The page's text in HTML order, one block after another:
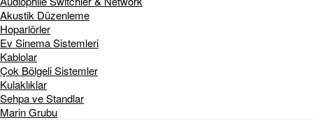
Akustik Düzenleme
Hoparlörler
Ev Sinema Sistemleri
Kablolar
Çok Bölgeli Sistemler
Kulaklıklar
Sehpa ve Standlar
Marin Grubu